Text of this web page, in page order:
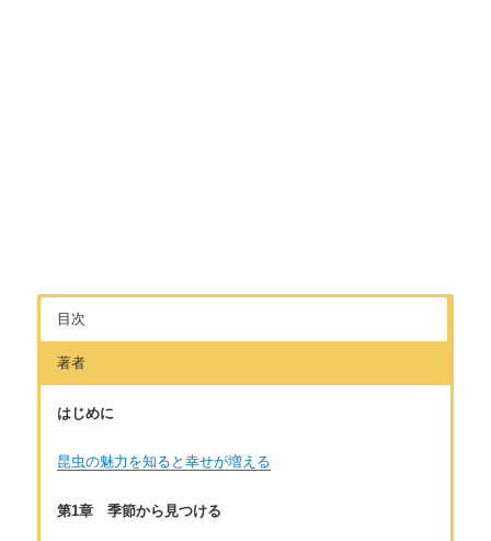
目次
著者
はじめに
昆虫の魅力を知ると幸せが増える
第1章 季節から見つける